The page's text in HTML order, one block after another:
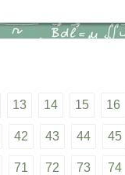
13 14 15 16
42 43 44 45
71 72 73 74